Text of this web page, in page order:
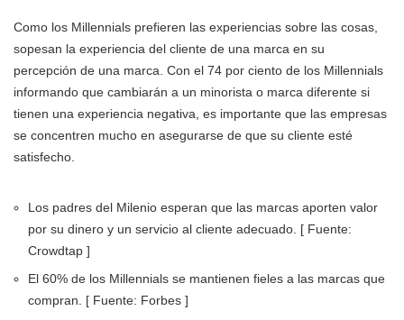
Como los Millennials prefieren las experiencias sobre las cosas,
sopesan la experiencia del cliente de una marca en su
percepción de una marca. Con el 74 por ciento de los Millennials
informando que cambiarán a un minorista o marca diferente si
tienen una experiencia negativa, es importante que las empresas
se concentren mucho en asegurarse de que su cliente esté
satisfecho.
Los padres del Milenio esperan que las marcas aporten valor
por su dinero y un servicio al cliente adecuado. [ Fuente:
Crowdtap ]
El 60% de los Millennials se mantienen fieles a las marcas que
compran. [ Fuente: Forbes ]